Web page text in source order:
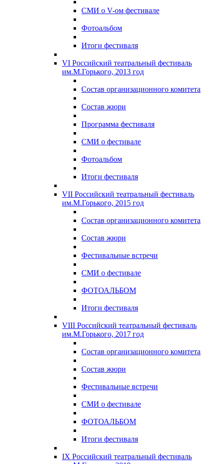
СМИ о V-ом фестивале
Фотоальбом
Итоги фестиваля
VI Российский театральный фестиваль
им.М.Горького, 2013 год
Состав организационного комитета
Состав жюри
Программа фестиваля
СМИ о фестивале
Фотоальбом
Итоги фестиваля
VII Российский театральный фестиваль
им.М.Горького, 2015 год
Состав организационного комитета
Состав жюри
Фестивальные встречи
СМИ о фестивале
ФОТОАЛЬБОМ
Итоги фестиваля
VIII Российский театральный фестиваль
им.М.Горького, 2017 год
Состав организационного комитета
Состав жюри
Фестивальные встречи
СМИ о фестивале
ФОТОАЛЬБОМ
Итоги фестиваля
IX Российский театральный фестиваль